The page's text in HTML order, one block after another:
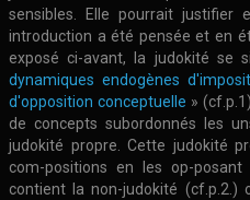
sensibles. Elle pourrait justifier
introduction a été pensée et en
exposé ci-avant, la judokité se
dynamiques endogènes
d'opposition conceptuelle »
de concepts subordonnés les
judokité propre. Cette judokité
com-positions en les op-
contient la non-judokité